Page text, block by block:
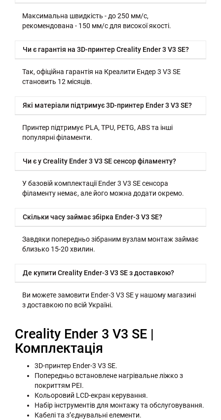
Максимальна швидкість - до 250 мм/с,
рекомендована - 150 мм/с для високої якості.
Чи є гарантія на 3D-принтер Creality Ender 3 V3 SE?
Так, офіційна гарантія на Креалити Ендер 3 V3 SE
становить 12 місяців.
Які матеріали підтримує 3D-принтер Ender 3 V3 SE?
Принтер підтримує PLA, TPU, PETG, ABS та інші
популярні філаменти.
Чи є у Creality Ender 3 V3 SE сенсор філаменту?
У базовій комплектації Ender 3 V3 SE сенсора
філаменту немає, але його можна додати окремо.
Скільки часу займає збірка Ender-3 V3 SE?
Завдяки попередньо зібраним вузлам монтаж займає
близько 15-20 хвилин.
Де купити Creality Ender-3 V3 SE з доставкою?
Ви можете замовити Ender-3 V3 SE у нашому магазині
з доставкою по всій Україні.
Creality Ender 3 V3 SE |
Комплектація
3D-принтер Ender-3 V3 SE.
Попередньо встановлене нагрівальне ліжко з
покриттям PEI.
Кольоровий LCD-екран керування.
Набір інструментів для монтажу та обслуговування.
Кабелі та з’єднувальні елементи.